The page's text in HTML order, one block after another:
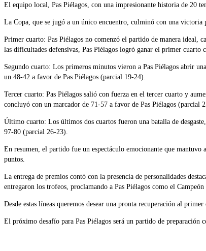
El equipo local, Pas Piélagos, con una impresionante historia de 20
La Copa, que se jugó a un único encuentro, culminó con una victoria
Primer cuarto: Pas Piélagos no comenzó el partido de manera ideal,
las dificultades defensivas, Pas Piélagos logró ganar el primer cuarto
Segundo cuarto: Los primeros minutos vieron a Pas Piélagos abrir
un 48-42 a favor de Pas Piélagos (parcial 19-24).
Tercer cuarto: Pas Piélagos salió con fuerza en el tercer cuarto y
concluyó con un marcador de 71-57 a favor de Pas Piélagos (parcial
Último cuarto: Los últimos dos cuartos fueron una batalla de
97-80 (parcial 26-23).
En resumen, el partido fue un espectáculo emocionante que
puntos.
La entrega de premios contó con la presencia de personalidades
entregaron los trofeos, proclamando a Pas Piélagos como el
Desde estas líneas queremos desear una pronta recuperación al
El próximo desafío para Pas Piélagos será un partido de preparación